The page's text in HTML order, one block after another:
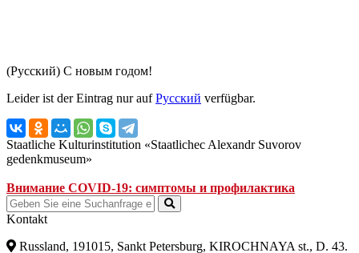
(Русский) С новым годом!
Leider ist der Eintrag nur aufРусский verfügbar.
Staatliche Kulturinstitution «Staatlichec Alexandr Suvorov
gedenkmuseum»
Внимание COVID-19: симптомы и профилактика
Kontakt
Russland, 191015, Sankt Petersburg, KIROCHNAYA st., D. 43.